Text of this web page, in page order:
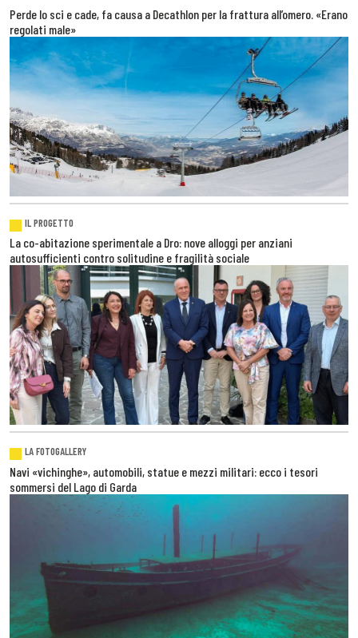
Perde lo sci e cade, fa causa a Decathlon per la frattura all’omero. «Erano
regolati male»
IL PROGETTO
La co-abitazione sperimentale a Dro: nove alloggi per anziani
autosufficienti contro solitudine e fragilità sociale
LA FOTOGALLERY
Navi «vichinghe», automobili, statue e mezzi militari: ecco i tesori
sommersi del Lago di Garda